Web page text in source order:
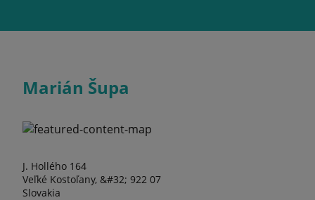
Marián Šupa
J. Hollého 164
Veľké Kostoľany, &#32; 922 07
Slovakia